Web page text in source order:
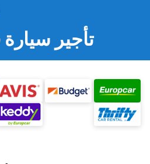
تأجير سيارة